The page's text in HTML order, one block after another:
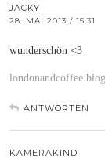
JACKY
28. MAI 2013 / 15:31
wunderschön <3
ANTWORTEN
KAMERAKIND